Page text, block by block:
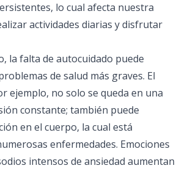
lo cual afecta nuestra
actividades diarias y disfrutar
la falta de autocuidado puede
de salud más graves. El
ejemplo, no solo se queda en una
constante; también puede
en el cuerpo, la cual está
enfermedades. Emociones
intensos de ansiedad aumentan